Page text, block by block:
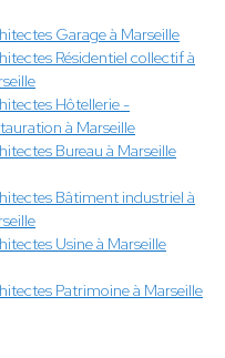
Garage à Marseille
Résidentiel collectif à
Hôtellerie -
à Marseille
Bureau à Marseille
Bâtiment industriel à
Usine à Marseille
Patrimoine à Marseille